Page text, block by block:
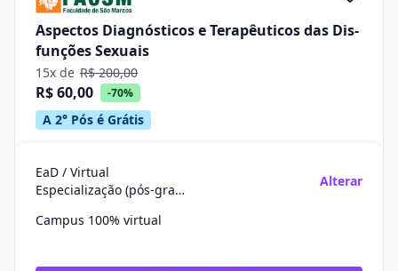
Aspectos Diagnósticos e Terapêuticos das Dis-
funções Sexuais
15x de R$ 200,00
R$ 60,00 -70%
A 2° Pós é Grátis
EaD / Virtual
Especialização (pós-graduação)
Alterar
Campus 100% virtual